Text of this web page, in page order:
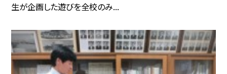
生が企画した遊びを全校のみ...